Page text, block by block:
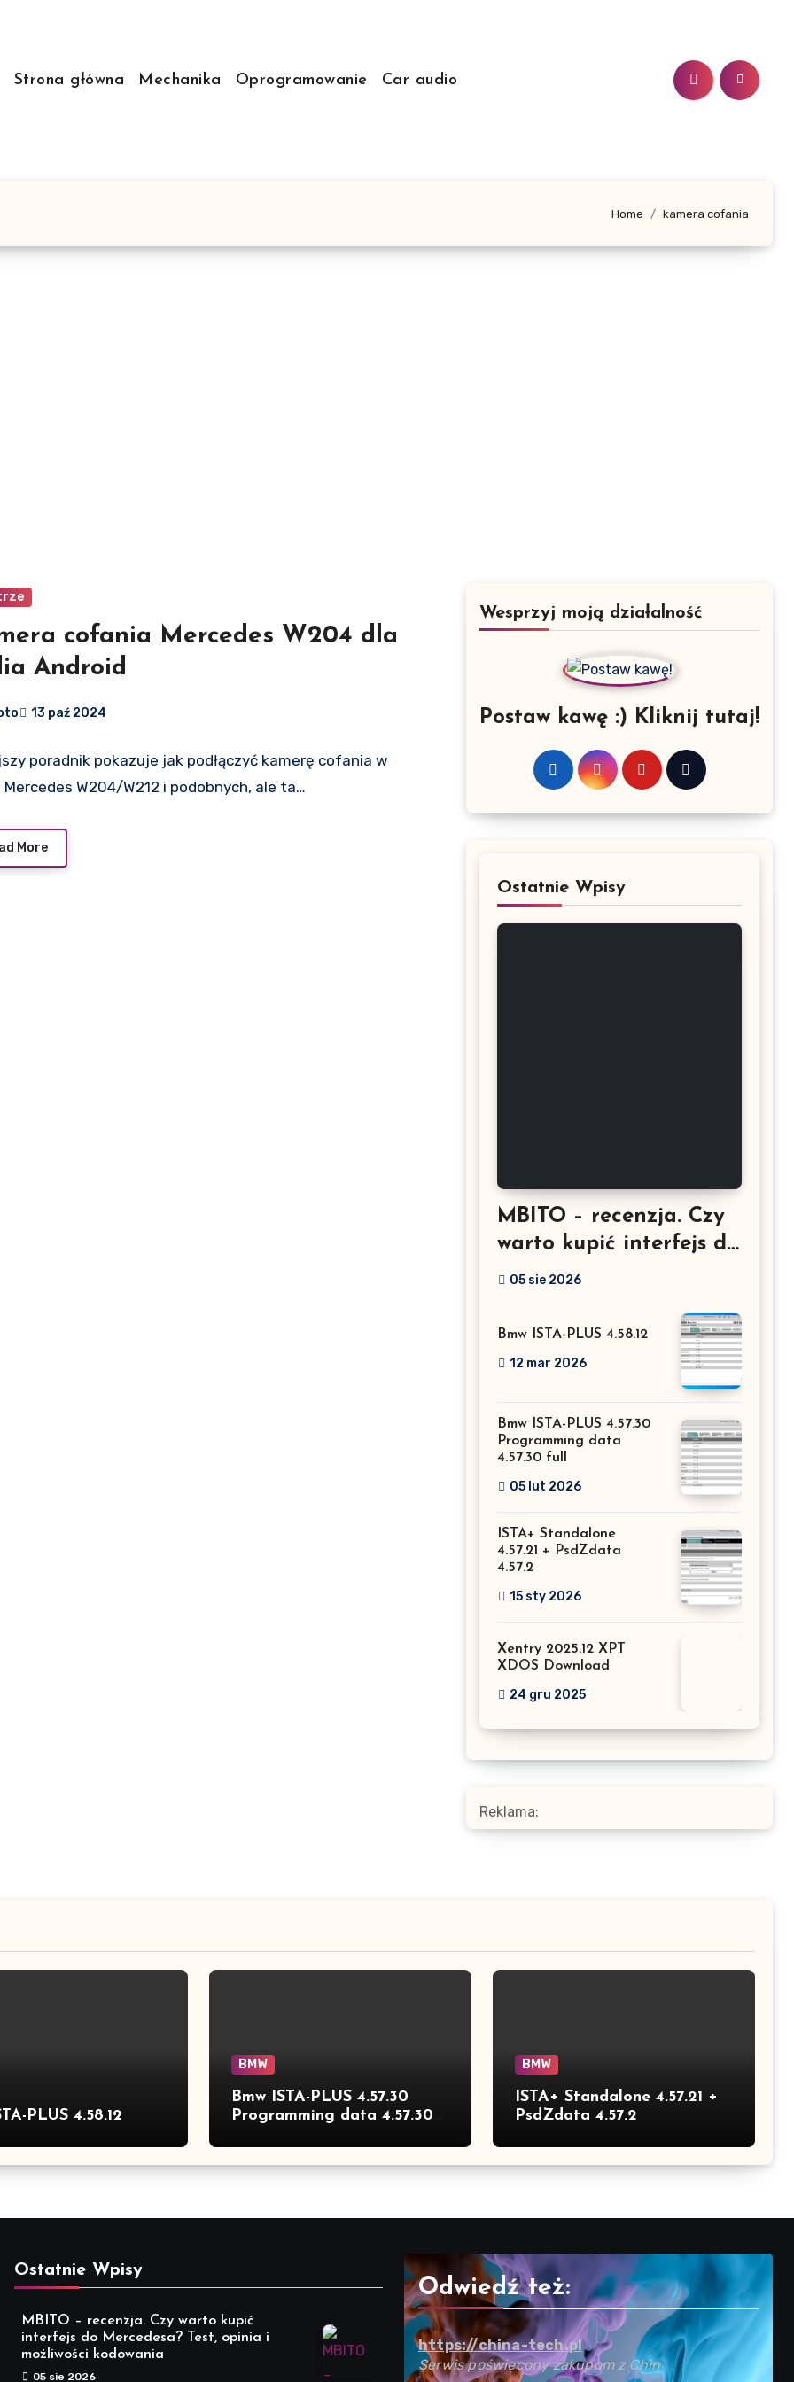
Strona główna Mechanika Oprogramowanie Car audio
Home kamera cofania
cofania Mercedes W204 dla
Android
13 paź 2024
poradnik pokazuje jak podłączyć kamerę cofania w
Mercedes W204/W212 i podobnych, ale ta…
More
Wesprzyj moją działalność
Postaw kawę :) Kliknij tutaj!
Ostatnie Wpisy
MBITO – recenzja. Czy
warto kupić interfejs do
Mercedesa? Test, opinia
05 sie 2026
Bmw ISTA-PLUS 4.58.12
12 mar 2026
Bmw ISTA-PLUS 4.57.30
Programming data
4.57.30 full
05 lut 2026
ISTA+ Standalone
4.57.21 + PsdZdata
4.57.2
15 sty 2026
Xentry 2025.12 XPT
XDOS Download
24 gru 2025
Reklama:
PLUS 4.58.12
BMW
Bmw ISTA-PLUS 4.57.30
Programming data 4.57.30
BMW
ISTA+ Standalone 4.57.21 +
PsdZdata 4.57.2
Ostatnie Wpisy
MBITO – recenzja. Czy warto kupić
interfejs do Mercedesa? Test, opinia i
możliwości kodowania
05 sie 2026
Odwiedź też:
https://china-tech.pl
Serwis poświęcony zakupom z Chin